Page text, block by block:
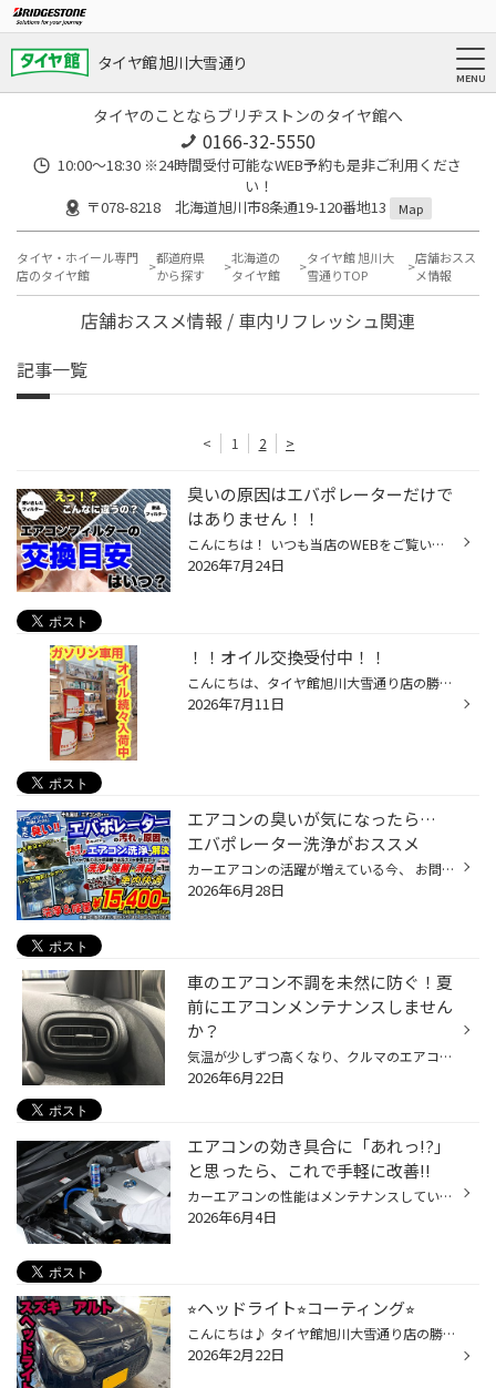
タイヤ館 旭川大雪通り
タイヤのことならブリヂストンのタイヤ館へ
0166-32-5550
10:00～18:30 ※24時間受付可能なWEB予約も是非ご利用くださ
い！
〒078-8218 北海道旭川市8条通19-120番地13
Map
タイヤ・ホイール専門
店のタイヤ館
都道府県
から探す
北海道の
タイヤ館
タイヤ館 旭川大
雪通りTOP
店舗おスス
メ情報
店舗おススメ情報 / 車内リフレッシュ関連
記事一覧
< 1 2 >
臭いの原因はエバポレーターだけで
はありません！！
こんにちは！ いつも当店のWEBをご覧いただきありがとうございます 車でエアコンを使うようになってきていると思います エアコンのつけ始め 送風口から嫌な臭いしてませんか？ もしかすると！ エアコンフィルターにゴミやほこり等が溜まっているかもしれません！ エアコンフィルターとは、空気中の...
2026年7月24日
！！オイル交換受付中！！
こんにちは、タイヤ館旭川大雪通り店の勝田です！ 皆様のお車のメンテナンスは出来ていますか？？ 特にエンジンオイルは定期的に実施しないとエンジンを痛めてしまう事があります、 是非皆様にはオイル交換をやっていただきたいです。 ですので、タイヤ館旭川大雪通り店では、頑張ってエンジンオイ...
2026年7月11日
エアコンの臭いが気になったら…
エバポレーター洗浄がおススメ
カーエアコンの活躍が増えている今、 お問い合わせが増えているのが臭い問題です。 エアコンフィルターを交換しても解消されない場合の 次の手段としてエバポレーター洗浄をご提案いたします。ぜひお試しください。
2026年6月28日
車のエアコン不調を未然に防ぐ！夏
前にエアコンメンテナンスしません
か？
気温が少しずつ高くなり、クルマのエアコンを使用する機会も増えてきていると思います。 是非、夏本番を迎える前におクルマのエアコンのメンテナンスをしませんか？ 【より快適に♪今がおススメ！カーエアコンのメンテナンス】 ■エアコンガスクリーニング おクルマの経年劣化によって、エアコンの効...
2026年6月22日
エアコンの効き具合に「あれっ!?」
と思ったら、これで手軽に改善!!
カーエアコンの性能はメンテナンスしていないと徐々に低下してしまいます。理由のひとつは、エアコンガスが少しずつ漏れていくから。熱交換を行うのに欠かせないエアコンガス（冷媒）が減ると、エアコンを作動させてもしっかり冷やせなくなってしまうのです。また、エアコンガスを圧縮するコンプレ...
2026年6月4日
⭐︎ヘッドライト⭐︎コーティング⭐︎
こんにちは♪ タイヤ館旭川大雪通り店の勝田です！！ 今回はヘッドライト磨きしました！(アルト) キレイになりました~是非皆様も！！ 今ならキャンペーン中で‥‥気になる方はお問い合わせお待ちしてます！
2026年2月22日